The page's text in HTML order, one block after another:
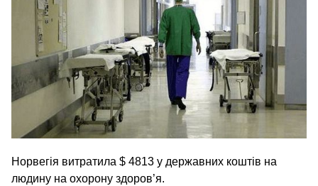
Норвегія витратила $ 4813 у державних коштів на
людину на охорону здоров’я.